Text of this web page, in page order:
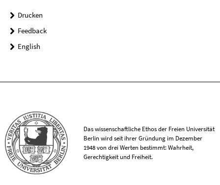
Drucken
Feedback
English
Das wissenschaftliche Ethos der Freien Universität
Berlin wird seit ihrer Gründung im Dezember
1948 von drei Werten bestimmt: Wahrheit,
Gerechtigkeit und Freiheit.